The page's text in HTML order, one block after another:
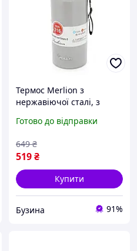
Термос Merlion з
нержавіючої сталі, з
ручкою для перенесення,
Готово до відправки
519₴
649 ₴
Купити
Бузина 91%